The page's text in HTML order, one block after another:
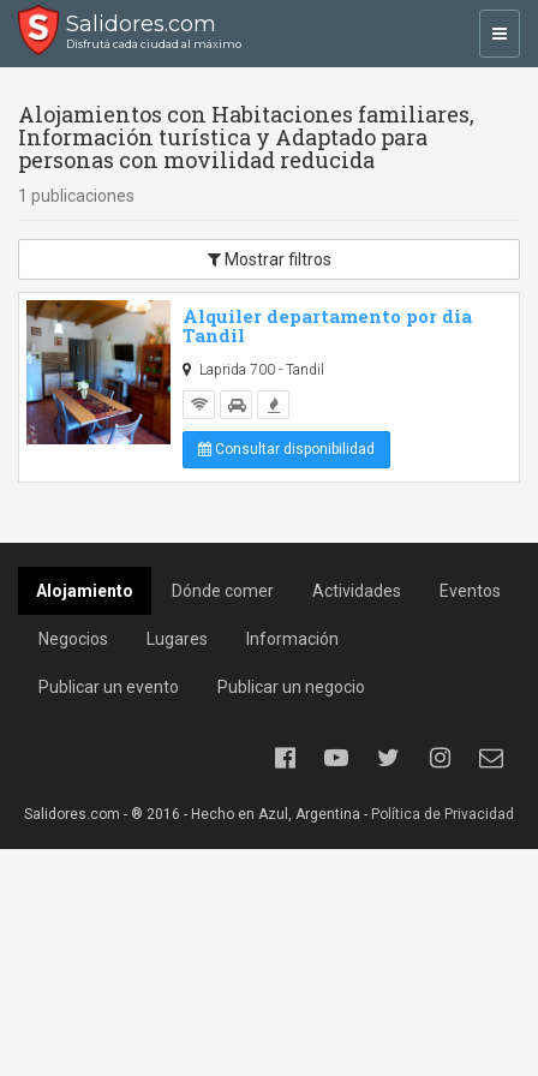
Salidores.com
Disfrutá cada ciudad al máximo
Alojamientos con Habitaciones familiares,
Información turística y Adaptado para
personas con movilidad reducida
1 publicaciones
Mostrar filtros
Alquiler departamento por dia
Tandil
Laprida 700 - Tandil
Consultar disponibilidad
Alojamiento Dónde comer Actividades Eventos
Negocios Lugares Información
Publicar un evento Publicar un negocio
Salidores.com - ® 2016 - Hecho en Azul, Argentina - Política de Privacidad